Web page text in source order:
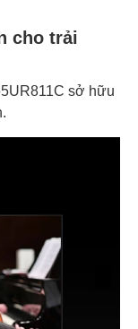
cho trải
sở hữu